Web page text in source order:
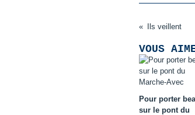
Ils veillent
VOUS
Pour porter
sur le pont du